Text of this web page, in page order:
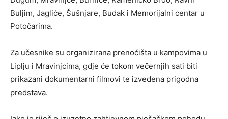
Buljim, Jagliće, Šušnjare, Budak i Memorijalni centar u
Potočarima.
Za učesnike su organizirana prenoćišta u kampovima u
Liplju i Mravinjcima, gdje će tokom večernjih sati biti
prikazani dokumentarni filmovi te izvedena prigodna
predstava.